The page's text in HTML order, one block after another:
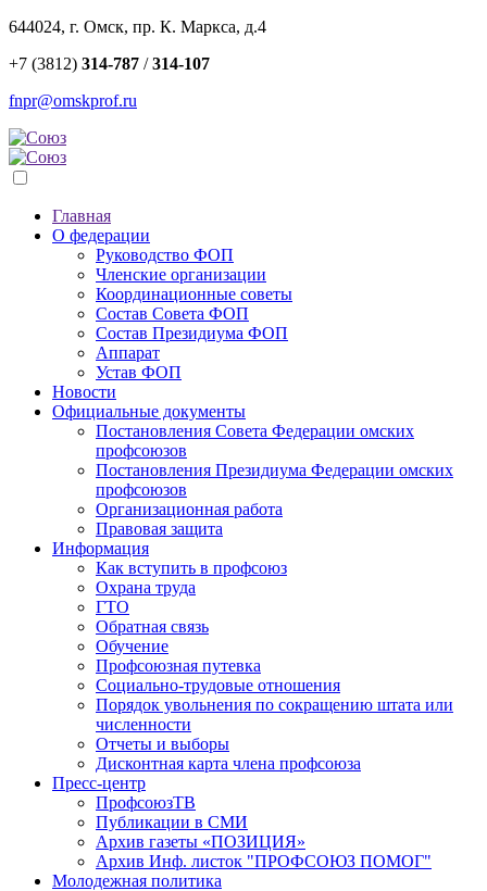
644024, г. Омск, пр. К. Маркса, д.4
+7 (3812) 314-787 /314-107
fnpr@omskprof.ru
Главная
О федерации
Руководство ФОП
Членские организации
Координационные советы
Состав Совета ФОП
Состав Президиума ФОП
Аппарат
Устав ФОП
Новости
Официальные документы
Постановления Совета Федерации омских
профсоюзов
Постановления Президиума Федерации омских
профсоюзов
Организационная работа
Правовая защита
Информация
Как вступить в профсоюз
Охрана труда
ГТО
Обратная связь
Обучение
Профсоюзная путевка
Социально-трудовые отношения
Порядок увольнения по сокращению штата или
численности
Отчеты и выборы
Дисконтная карта члена профсоюза
Пресс-центр
ПрофсоюзТВ
Публикации в СМИ
Архив газеты «ПОЗИЦИЯ»
Архив Инф. листок "ПРОФСОЮЗ ПОМОГ"
Молодежная политика